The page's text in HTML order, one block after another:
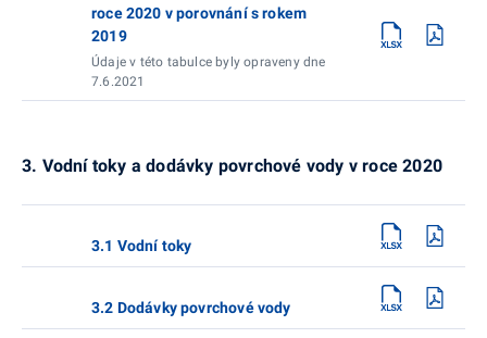
roce 2020 v porovnání s rokem
2019
Údaje v této tabulce byly opraveny dne
7.6.2021
3. Vodní toky a dodávky povrchové vody v roce 2020
3.1 Vodní toky
3.2 Dodávky povrchové vody